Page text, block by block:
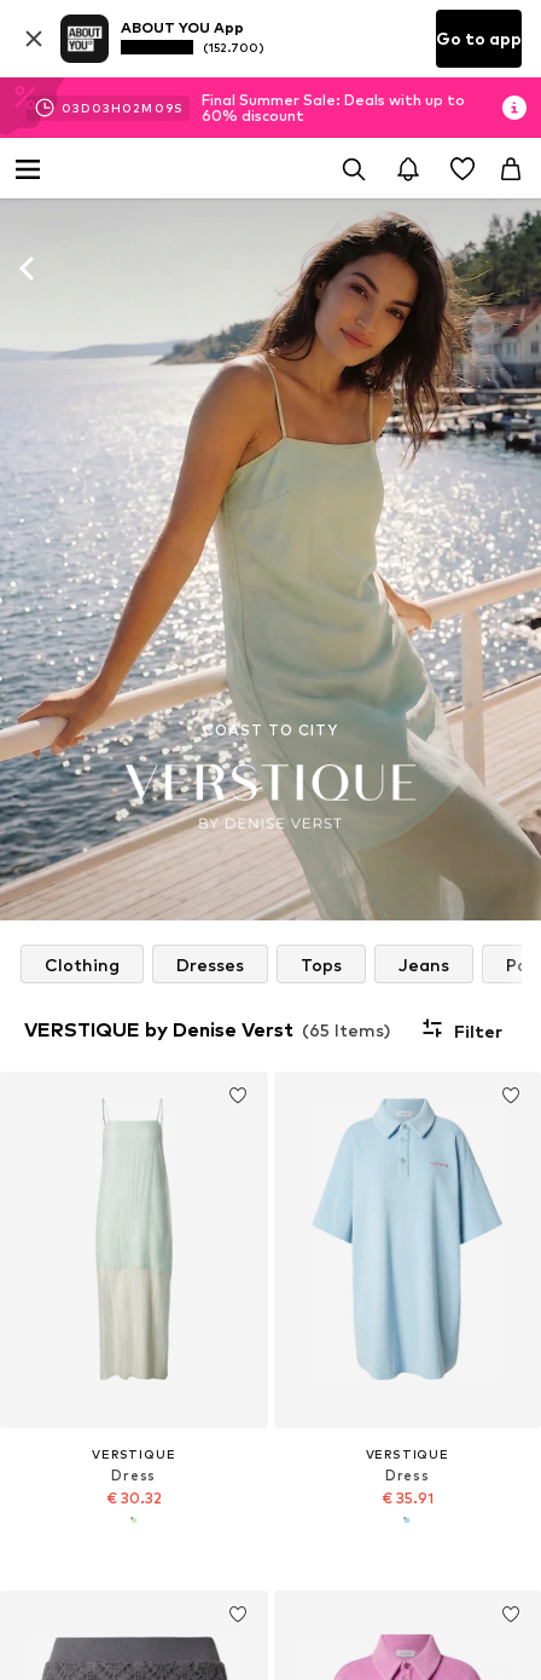
ABOUT YOU App
(152.700) Go to app
03D 03H 02M 07S
Final Summer Sale: Deals with up to
60% discount
COAST TO CITY
Clothing Dresses Tops Jeans
VERSTIQUE by Denise Verst (65 Items) Filter
VERSTIQUE
Dress
€ 30.32
VERSTIQUE
Dress
€ 35.91